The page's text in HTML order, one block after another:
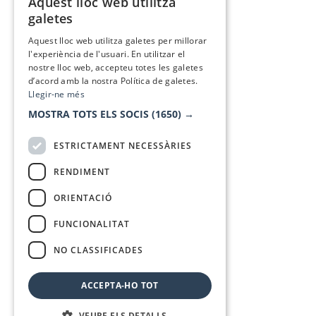
galetes
Aquest lloc web utilitza galetes per millorar
l'experiència de l'usuari. En utilitzar el
nostre lloc web, accepteu totes les galetes
d’acord amb la nostra Política de galetes.
Llegir-ne més
MOSTRA TOTS ELS SOCIS (1650) →
ESTRICTAMENT NECESSÀRIES
RENDIMENT
ORIENTACIÓ
FUNCIONALITAT
NO CLASSIFICADES
ACCEPTA-HO TOT